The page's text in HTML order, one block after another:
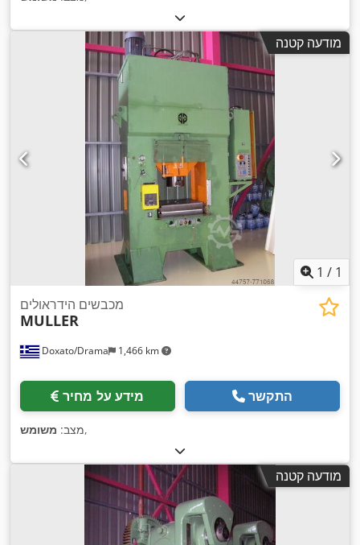
מודעה קטנה
1 / 1
Doxato/Drama 1,466 km
מכבשים הידראולים
MULLER
מידע על מחיר התקשר
מצב: משומש ,
מודעה קטנה